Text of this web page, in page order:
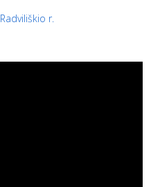
Radviliškio r.